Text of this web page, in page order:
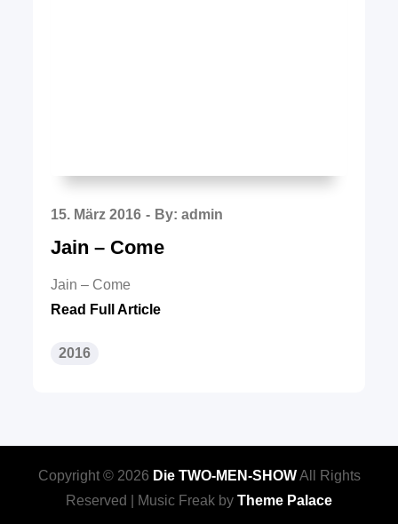
Posted
on
15. März 2016 By:admin
Jain – Come
Jain – Come
Read Full Article
2016
Copyright © 2026 Die TWO-MEN-SHOWAll Rights
Reserved | Music Freak by Theme Palace